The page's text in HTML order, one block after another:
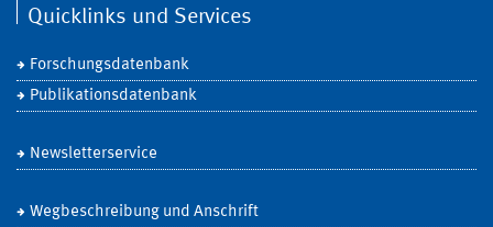
Quicklinks und Services
Forschungsdatenbank
Publikationsdatenbank
Newsletterservice
Wegbeschreibung und Anschrift